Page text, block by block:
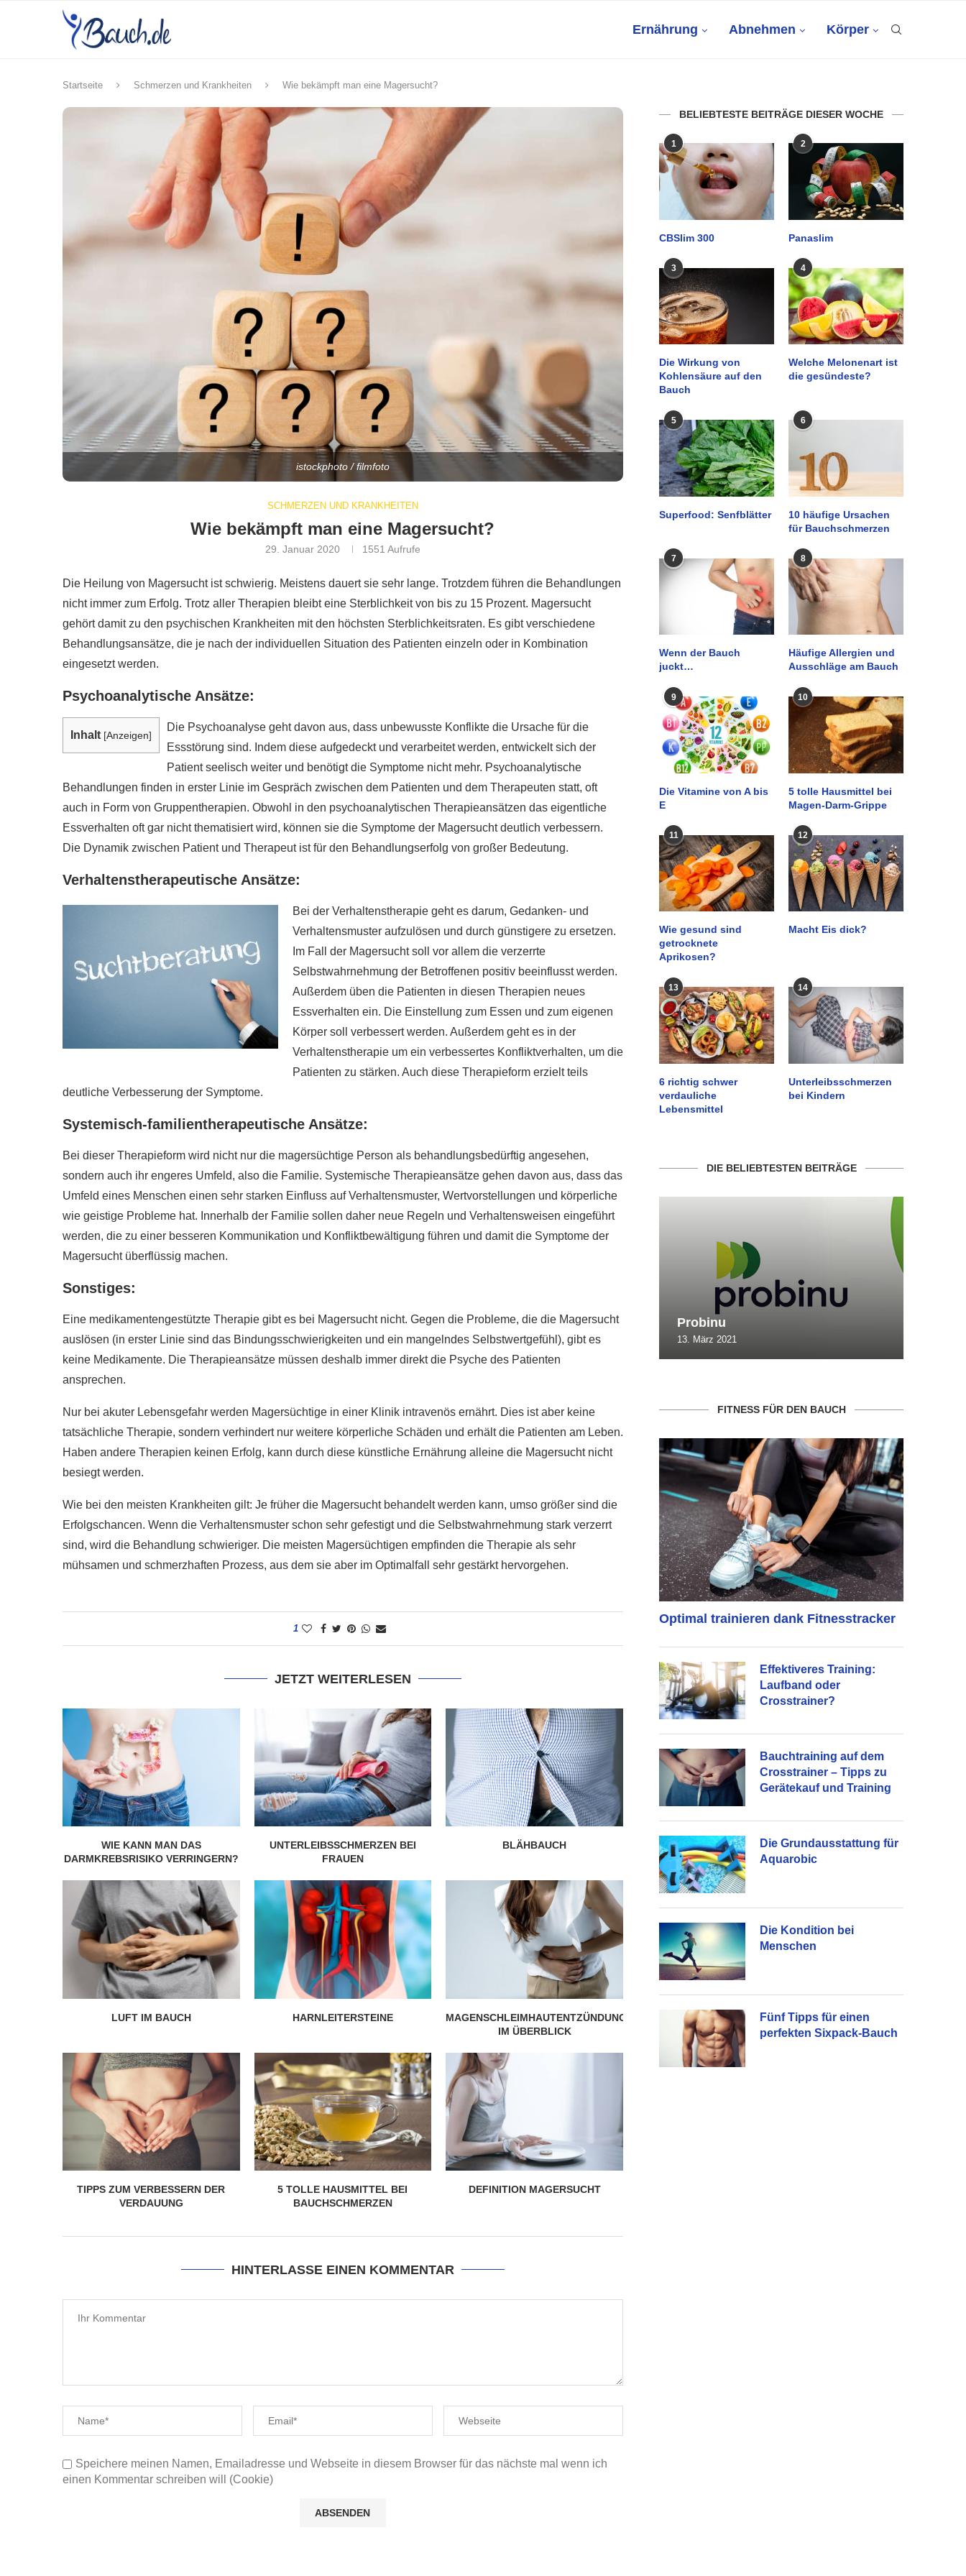
Ernährung Abnehmen Körper
Startseite Schmerzen und Krankheiten Wie bekämpft man eine Magersucht?
istockphoto / filmfoto
SCHMERZEN UND KRANKHEITEN
Wie bekämpft man eine Magersucht?
29. Januar 2020 1551 Aufrufe
Die Heilung von Magersucht ist schwierig. Meistens dauert sie sehr lange. Trotzdem führen die Behandlungen
nicht immer zum Erfolg. Trotz aller Therapien bleibt eine Sterblichkeit von bis zu 15 Prozent. Magersucht
gehört damit zu den psychischen Krankheiten mit den höchsten Sterblichkeitsraten. Es gibt verschiedene
Behandlungsansätze, die je nach der individuellen Situation des Patienten einzeln oder in Kombination
eingesetzt werden.
Psychoanalytische Ansätze:
Inhalt [Anzeigen]
Die Psychoanalyse geht davon aus, dass unbewusste Konflikte die Ursache für die
Essstörung sind. Indem diese aufgedeckt und verarbeitet werden, entwickelt sich der
Patient seelisch weiter und benötigt die Symptome nicht mehr. Psychoanalytische
Behandlungen finden in erster Linie im Gespräch zwischen dem Patienten und dem Therapeuten statt, oft
auch in Form von Gruppentherapien. Obwohl in den psychoanalytischen Therapieansätzen das eigentliche
Essverhalten oft gar nicht thematisiert wird, können sie die Symptome der Magersucht deutlich verbessern.
Die Dynamik zwischen Patient und Therapeut ist für den Behandlungserfolg von großer Bedeutung.
Verhaltenstherapeutische Ansätze:
Bei der Verhaltenstherapie geht es darum, Gedanken- und
Verhaltensmuster aufzulösen und durch günstigere zu ersetzen.
Im Fall der Magersucht soll vor allem die verzerrte
Selbstwahrnehmung der Betroffenen positiv beeinflusst werden.
Außerdem üben die Patienten in diesen Therapien neues
Essverhalten ein. Die Einstellung zum Essen und zum eigenen
Körper soll verbessert werden. Außerdem geht es in der
Verhaltenstherapie um ein verbessertes Konfliktverhalten, um die
Patienten zu stärken. Auch diese Therapieform erzielt teils
deutliche Verbesserung der Symptome.
Systemisch-familientherapeutische Ansätze:
Bei dieser Therapieform wird nicht nur die magersüchtige Person als behandlungsbedürftig angesehen,
sondern auch ihr engeres Umfeld, also die Familie. Systemische Therapieansätze gehen davon aus, dass das
Umfeld eines Menschen einen sehr starken Einfluss auf Verhaltensmuster, Wertvorstellungen und körperliche
wie geistige Probleme hat. Innerhalb der Familie sollen daher neue Regeln und Verhaltensweisen eingeführt
werden, die zu einer besseren Kommunikation und Konfliktbewältigung führen und damit die Symptome der
Magersucht überflüssig machen.
Sonstiges:
Eine medikamentengestützte Therapie gibt es bei Magersucht nicht. Gegen die Probleme, die die Magersucht
auslösen (in erster Linie sind das Bindungsschwierigkeiten und ein mangelndes Selbstwertgefühl), gibt es
keine Medikamente. Die Therapieansätze müssen deshalb immer direkt die Psyche des Patienten
ansprechen.
Nur bei akuter Lebensgefahr werden Magersüchtige in einer Klinik intravenös ernährt. Dies ist aber keine
tatsächliche Therapie, sondern verhindert nur weitere körperliche Schäden und erhält die Patienten am Leben.
Haben andere Therapien keinen Erfolg, kann durch diese künstliche Ernährung alleine die Magersucht nicht
besiegt werden.
Wie bei den meisten Krankheiten gilt: Je früher die Magersucht behandelt werden kann, umso größer sind die
Erfolgschancen. Wenn die Verhaltensmuster schon sehr gefestigt und die Selbstwahrnehmung stark verzerrt
sind, wird die Behandlung schwieriger. Die meisten Magersüchtigen empfinden die Therapie als sehr
mühsamen und schmerzhaften Prozess, aus dem sie aber im Optimalfall sehr gestärkt hervorgehen.
1
JETZT WEITERLESEN
WIE KANN MAN DAS
DARMKREBSRISIKO VERRINGERN?
UNTERLEIBSSCHMERZEN BEI
FRAUEN
BLÄHBAUCH
LUFT IM BAUCH HARNLEITERSTEINE
MAGENSCHLEIMHAUTENTZÜNDUNG
IM ÜBERBLICK
TIPPS ZUM VERBESSERN DER
VERDAUUNG
5 TOLLE HAUSMITTEL BEI
BAUCHSCHMERZEN
DEFINITION MAGERSUCHT
HINTERLASSE EINEN KOMMENTAR
Speichere meinen Namen, Emailadresse und Webseite in diesem Browser für das nächste mal wenn ich
einen Kommentar schreiben will (Cookie)
BELIEBTESTE BEITRÄGE DIESER WOCHE
1
CBSlim 300
2
Panaslim
3
Die Wirkung von
Kohlensäure auf den
Bauch
4
Welche Melonenart ist
die gesündeste?
5
Superfood: Senfblätter
6
10 häufige Ursachen
für Bauchschmerzen
7
Wenn der Bauch
juckt…
8
Häufige Allergien und
Ausschläge am Bauch
9
Die Vitamine von A bis
E
10
5 tolle Hausmittel bei
Magen-Darm-Grippe
11
Wie gesund sind
getrocknete
Aprikosen?
12
Macht Eis dick?
13
6 richtig schwer
verdauliche
Lebensmittel
14
Unterleibsschmerzen
bei Kindern
DIE BELIEBTESTEN BEITRÄGE
Wie gesund ist Rohkost?
28. Januar 2020
Zuckerkonsum
28. Januar 2020
Probinu
13. März 2021
FITNESS FÜR DEN BAUCH
Optimal trainieren dank Fitnesstracker
Effektiveres Training:
Laufband oder
Crosstrainer?
Bauchtraining auf dem
Crosstrainer – Tipps zu
Gerätekauf und Training
Die Grundausstattung für
Aquarobic
Die Kondition bei
Menschen
Fünf Tipps für einen
perfekten Sixpack-Bauch